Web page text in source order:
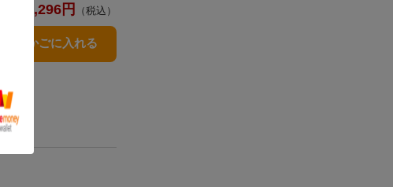
2,296 円 （税込）
い物かごに入れる